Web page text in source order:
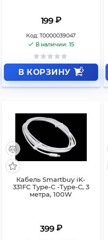
199 ₽
Код: Т0000039047
В наличии: 15
В КОРЗИНУ
Кабель Smartbuy iK-
331FC Type-С -Type-C, 3
метра, 100W
399 ₽